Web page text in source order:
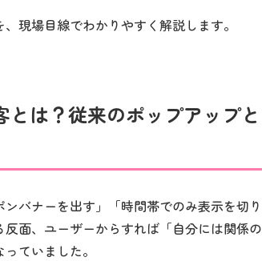
現場目線でわかりやすく解説します。
とは？従来のポップアップと
バナーを出す」「時間帯でのみ表示を切り
面、ユーザーからすれば「自分には関係の
ていました。